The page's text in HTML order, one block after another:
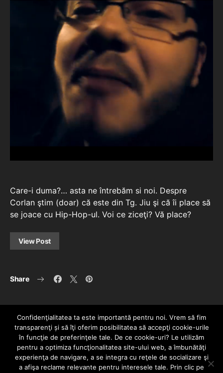
Care-i duma?… asta ne întrebăm si noi. Despre
Corlan ştim (doar) că este din Tg. Jiu şi că îi place să
se joace cu Hip-Hop-ul. Voi ce ziceţi? Vă place?
View Post
Share
HOME CONTACT POLITICĂ DE CONFIDENȚIALITATE
Confidenţialitatea ta este importantă pentru noi. Vrem să fim
transparenţi și să îţi oferim posibilitatea să accepţi cookie-urile
în funcţie de preferinţele tale. De ce cookie-uri? Le utilizăm
pentru a optimiza funcţionalitatea site-ului web, a îmbunătăţi
experienţa de navigare, a se integra cu reţele de socializare şi
a afişa reclame relevante pentru interesele tale. Prin clic pe